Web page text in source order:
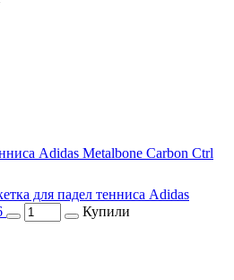
Adidas Metalbone Carbon Ctrl
для падел тенниса Adidas
Купили